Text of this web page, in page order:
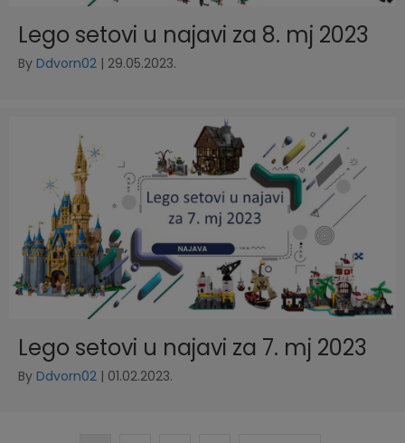
Lego setovi u najavi za 8. mj 2023
By Ddvorn02 | 29.05.2023.
Lego setovi u najavi za 7. mj 2023
By Ddvorn02 | 01.02.2023.